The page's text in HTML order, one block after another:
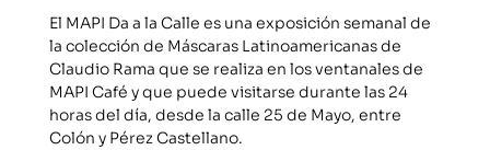
El MAPI Da a la Calle es una exposición semanal de
la colección de Máscaras Latinoamericanas de
Claudio Rama que se realiza en los ventanales de
MAPI Café y que puede visitarse durante las 24
horas del día, desde la calle 25 de Mayo, entre
Colón y Pérez Castellano.